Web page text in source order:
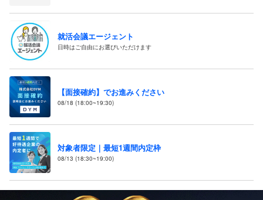
就活会議エージェント
日時はご自由にお選びいただけます
【面接確約】でお進みください
08/18 (18:00~19:30)
対象者限定｜最短1週間内定枠
08/13 (18:30~19:00)